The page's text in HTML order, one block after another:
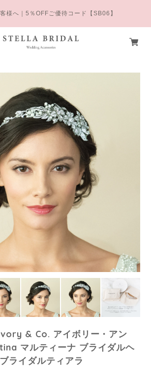
様へ｜5％OFFご優待コード【SB06】
Ivory & Co. アイボリー・アン
マルティーナ ブライダルヘ
ライダルティアラ